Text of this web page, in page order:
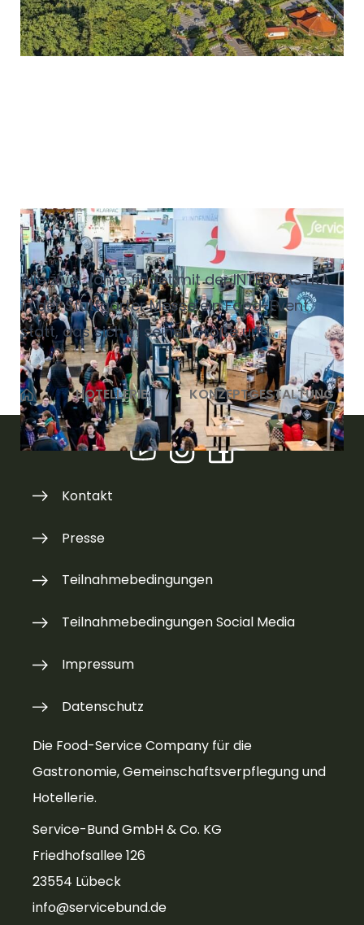
Fachkräftemangel und Azubischwund in
derGastrobranche erfolgreich und
Das war die FOODSpecial
Stuttgart 2026
Alle zwei Jahre findet mit der INTERGASTRA
in der Stuttgarter Messe ein Food-Event
statt, das sich in seiner Größe und
Bedeutung zu einem der wichtigsten
Branchen-Treffen des Jahres gemausert
hat. Mittendrin und als zentraler
Programmpunkt eines der Highlights: Die
FOODSpecial als starke Messe-in-der-
Messe.
HOTELLERIE KONZEPTGESTALTUNG
Die Food-Service Company für die
Gastronomie, Gemeinschaftsverpflegung und
Hotellerie.
Service-Bund GmbH & Co. KG
Friedhofsallee 126
23554 Lübeck
info@servicebund.de
Kontakt
Presse
Teilnahmebedingungen
Teilnahmebedingungen Social Media
Impressum
Datenschutz